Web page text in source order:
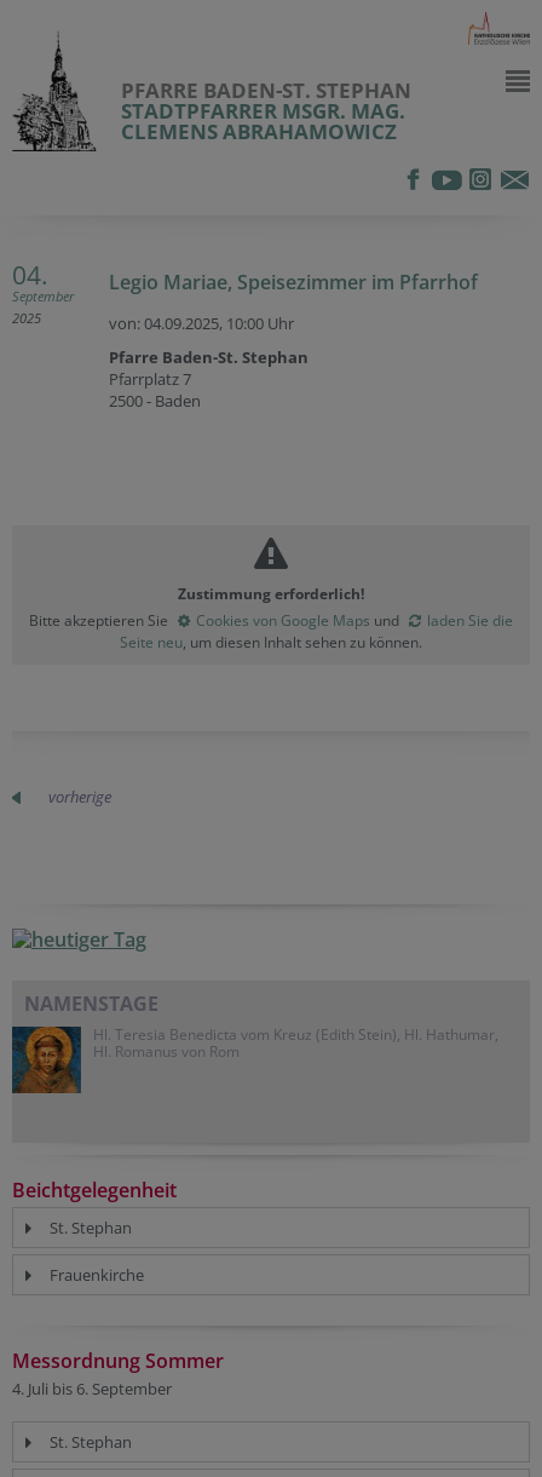
PFARRE BADEN-ST. STEPHAN
STADTPFARRER MSGR. MAG.
CLEMENS ABRAHAMOWICZ
04.
September
2025
Legio Mariae, Speisezimmer im Pfarrhof
von: 04.09.2025, 10:00 Uhr
Pfarre Baden-St. Stephan
Pfarrplatz 7
2500 - Baden
Zustimmung erforderlich!
Bitte akzeptieren Sie
Cookies von Google Maps und
laden Sie die
Seite neu, um diesen Inhalt sehen zu können.
vorherige
NAMENSTAGE
Hl. Teresia Benedicta vom Kreuz (Edith Stein), Hl. Hathumar,
Hl. Romanus von Rom
Beichtgelegenheit
St. Stephan
Frauenkirche
Messordnung Sommer
4. Juli bis 6. September
St. Stephan